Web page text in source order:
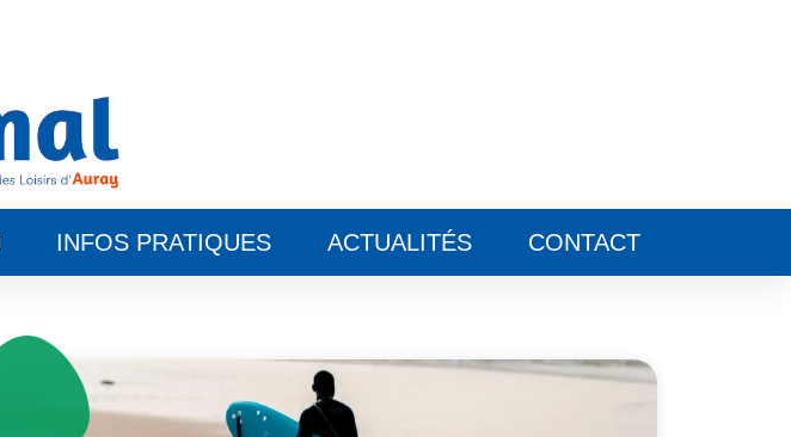
INFOS PRATIQUES ACTUALITÉS CONTACT